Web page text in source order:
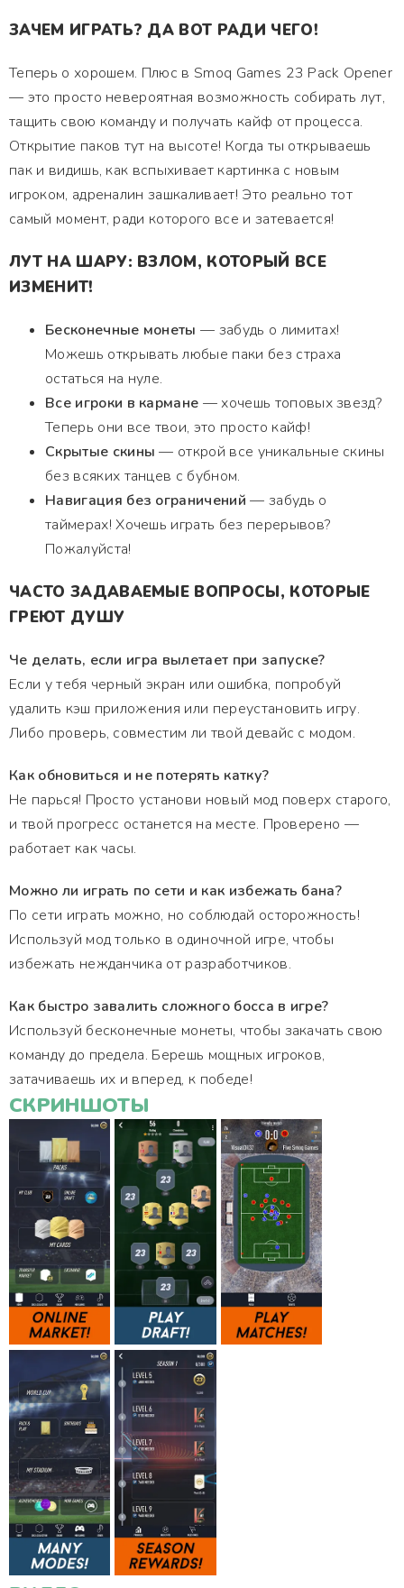
ЗАЧЕМ ИГРАТЬ? ДА ВОТ РАДИ ЧЕГО!
Теперь о хорошем. Плюс в Smoq Games 23 Pack Opener
— это просто невероятная возможность собирать лут,
тащить свою команду и получать кайф от процесса.
Открытие паков тут на высоте! Когда ты открываешь
пак и видишь, как вспыхивает картинка с новым
игроком, адреналин зашкаливает! Это реально тот
самый момент, ради которого все и затевается!
ЛУТ НА ШАРУ: ВЗЛОМ, КОТОРЫЙ ВСЕ
ИЗМЕНИТ!
Бесконечные монеты — забудь о лимитах!
Можешь открывать любые паки без страха
остаться на нуле.
Все игроки в кармане — хочешь топовых звезд?
Теперь они все твои, это просто кайф!
Скрытые скины — открой все уникальные скины
без всяких танцев с бубном.
Навигация без ограничений — забудь о
таймерах! Хочешь играть без перерывов?
Пожалуйста!
ЧАСТО ЗАДАВАЕМЫЕ ВОПРОСЫ, КОТОРЫЕ
ГРЕЮТ ДУШУ
Че делать, если игра вылетает при запуске?
Если у тебя черный экран или ошибка, попробуй
удалить кэш приложения или переустановить игру.
Либо проверь, совместим ли твой девайс с модом.
Как обновиться и не потерять катку?
Не парься! Просто установи новый мод поверх старого,
и твой прогресс останется на месте. Проверено —
работает как часы.
Можно ли играть по сети и как избежать бана?
По сети играть можно, но соблюдай осторожность!
Используй мод только в одиночной игре, чтобы
избежать нежданчика от разработчиков.
Как быстро завалить сложного босса в игре?
Используй бесконечные монеты, чтобы закачать свою
команду до предела. Берешь мощных игроков,
затачиваешь их и вперед, к победе!
СКРИНШОТЫ